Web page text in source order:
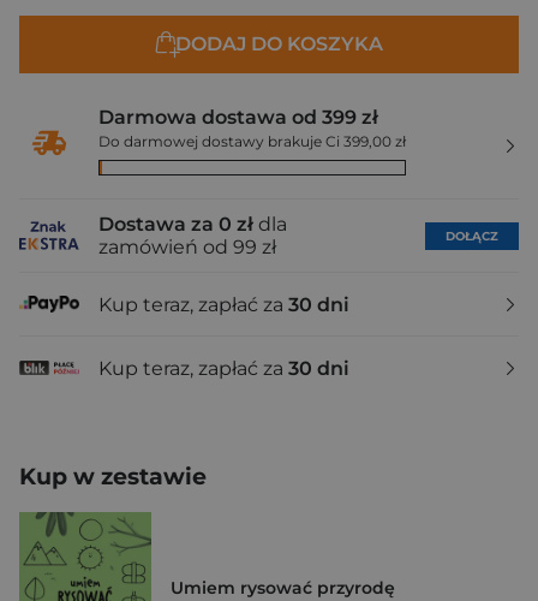
DODAJ DO KOSZYKA
Darmowa dostawa od 399 zł
Do darmowej dostawy brakuje Ci 399,00 zł
Dostawa za 0 zł dla
zamówień od 99 zł
DOŁĄCZ
Kup teraz, zapłać za 30 dni
Kup teraz, zapłać za 30 dni
Kup w zestawie
Umiem rysować przyrodę